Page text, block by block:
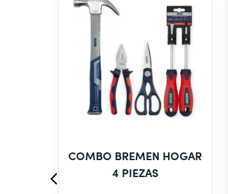
COMBO BREMEN HOGAR
4 PIEZAS